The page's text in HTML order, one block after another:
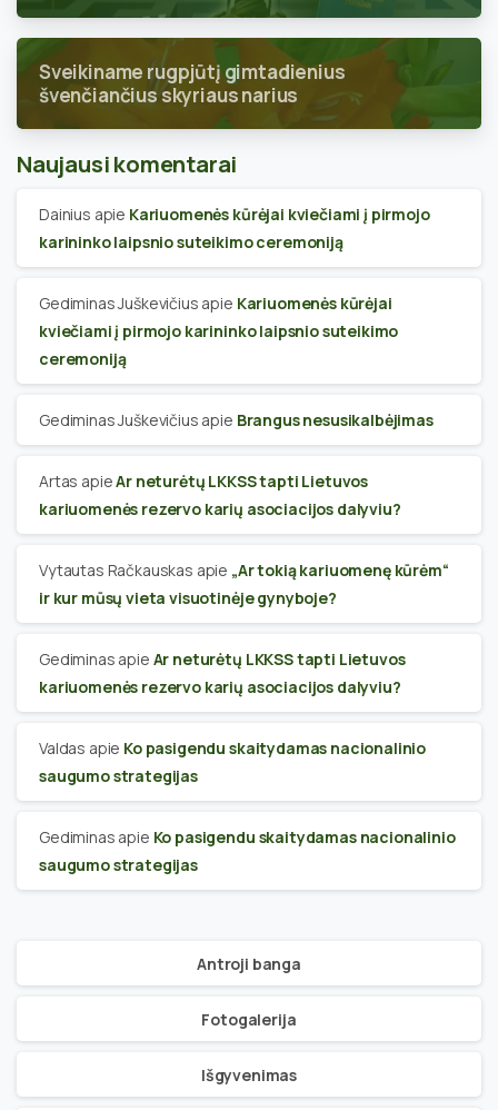
Sveikiname rugpjūtį gimtadienius
švenčiančius skyriaus narius
Naujausi komentarai
Dainius apie Kariuomenės kūrėjai kviečiami į pirmojo
karininko laipsnio suteikimo ceremoniją
Gediminas Juškevičius apie Kariuomenės kūrėjai
kviečiami į pirmojo karininko laipsnio suteikimo
ceremoniją
Gediminas Juškevičius apie Brangus nesusikalbėjimas
Artas apieAr neturėtų LKKSS tapti Lietuvos
kariuomenės rezervo karių asociacijos dalyviu?
Vytautas Račkauskas apie „Ar tokią kariuomenę kūrėm“
ir kur mūsų vieta visuotinėje gynyboje?
Gediminas apie Ar neturėtų LKKSS tapti Lietuvos
kariuomenės rezervo karių asociacijos dalyviu?
Valdas apie Ko pasigendu skaitydamas nacionalinio
saugumo strategijas
Gediminas apie Ko pasigendu skaitydamas nacionalinio
saugumo strategijas
Antroji banga
Fotogalerija
Išgyvenimas